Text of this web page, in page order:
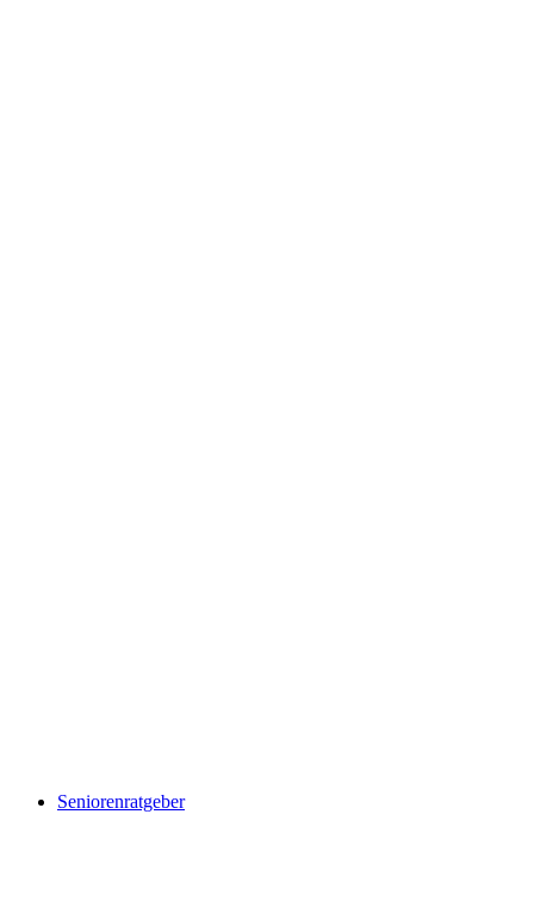
Seniorenratgeber